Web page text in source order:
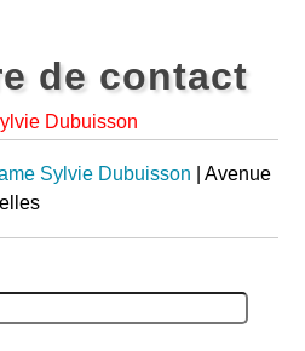
de contact
Dubuisson
Sylvie Dubuisson | Avenue